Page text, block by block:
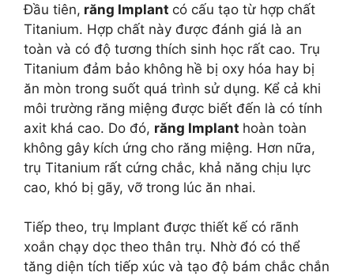
Đầu tiên, răng Implant có cấu tạo từ hợp chất
Titanium. Hợp chất này được đánh giá là an
toàn và có độ tương thích sinh học rất cao. Trụ
Titanium đảm bảo không hề bị oxy hóa hay bị
ăn mòn trong suốt quá trình sử dụng. Kể cả khi
môi trường răng miệng được biết đến là có tính
axit khá cao. Do đó, răng Implant hoàn toàn
không gây kích ứng cho răng miệng. Hơn nữa,
trụ Titanium rất cứng chắc, khả năng chịu lực
cao, khó bị gãy, vỡ trong lúc ăn nhai.
Tiếp theo, trụ Implant được thiết kế có rãnh
xoắn chạy dọc theo thân trụ. Nhờ đó có thể
tăng diện tích tiếp xúc và tạo độ bám chắc chắn